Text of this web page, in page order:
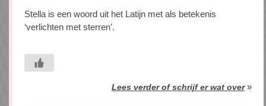
Stella is een woord uit het Latijn met als betekenis
‘verlichten met sterren’.
Lees verder of schrijf er wat over»